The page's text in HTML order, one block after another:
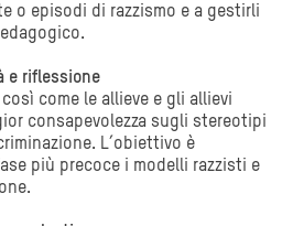
o episodi di razzismo e a gestirli
e riflessione
come le allieve e gli allievi
consapevolezza sugli stereotipi
L’obiettivo è
più precoce i modelli razzisti e